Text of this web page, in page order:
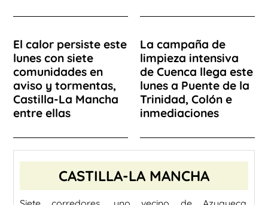
El calor persiste este
lunes con siete
comunidades en
aviso y tormentas,
Castilla-La Mancha
entre ellas
La campaña de
limpieza intensiva
de Cuenca llega este
lunes a Puente de la
Trinidad, Colón e
inmediaciones
CASTILLA-LA MANCHA